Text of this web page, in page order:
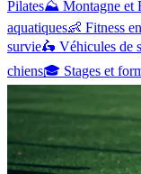
Pilates⛰️ Montagne et
aquatiques👶 Fitness
survie🛵 Véhicules de
chiens🎓 Stages et